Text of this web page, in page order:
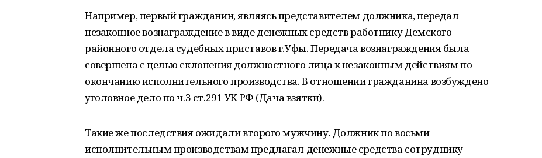
Например, первый гражданин, являясь представителем должника, передал
незаконное вознаграждение в виде денежных средств работнику Демского
районного отдела судебных приставов г.Уфы. Передача вознаграждения была
совершена с целью склонения должностного лица к незаконным действиям по
окончанию исполнительного производства. В отношении гражданина возбуждено
уголовное дело по ч.3 ст.291 УК РФ (Дача взятки).
Такие же последствия ожидали второго мужчину. Должник по восьми
исполнительным производствам предлагал денежные средства сотруднику